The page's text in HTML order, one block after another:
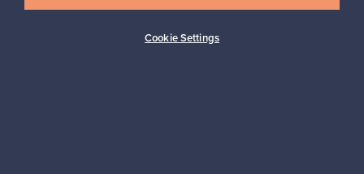
Cookie Settings